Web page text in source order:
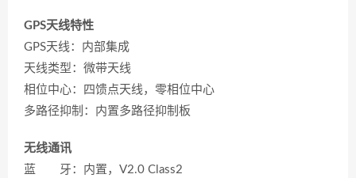
GPS天线特性
GPS天线：内部集成
天线类型：微带天线
相位中心：四馈点天线，零相位中心
多路径抑制：内置多路径抑制板
无线通讯
蓝 牙：内置，V2.0 Class2